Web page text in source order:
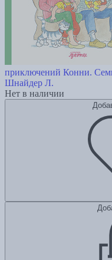
приключений Конни.
Шнайдер Л.
Нет в наличии